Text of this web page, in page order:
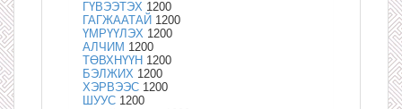
ГҮВЭЭТЭХ 1200
ГАГЖААТАЙ 1200
ҮМРҮҮЛЭХ 1200
АЛЧИМ 1200
ТӨВХНҮҮН 1200
БЭЛЖИХ 1200
ХЭРВЭЭС 1200
ШУУС 1200